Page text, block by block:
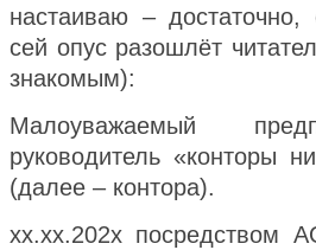
настаиваю –
сей опус разошлёт
знакомым):
Малоуважаемый
руководитель «конторы
(далее – контора).
хх.хх.202х посредством